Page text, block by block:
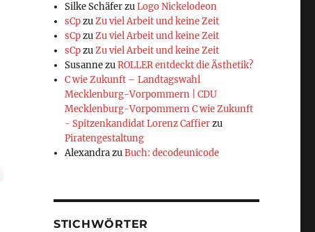
Silke SchäferzuLogo Nickelodeon
sCpzuZu viel Arbeit und keine Zeit
sCpzuZu viel Arbeit und keine Zeit
sCpzuZu viel Arbeit und keine Zeit
SusannezuROLLER entdeckt die Ästhetik?
C wie Zukunft – Landtagswahl
Mecklenburg-Vorpommern | CDU
Mecklenburg-Vorpommern C wie Zukunft
- Spitzenkandidat Lorenz Caffierzu
Piratengestaltung
AlexandrazuBuch: decodeunicode
STICHWÖRTER